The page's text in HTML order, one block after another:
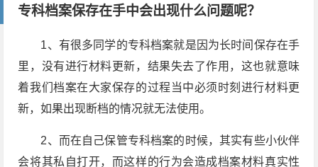
专科档案保存在手中会出现什么问题呢？
1、有很多同学的专科档案就是因为长时间保存在手
里，没有进行材料更新，结果失去了作用，这也就意味
着我们档案在大家保存的过程当中必须时刻进行材料更
新，如果出现断档的情况就无法使用。
2、而在自己保管专科档案的时候，其实有些小伙伴
会将其私自打开，而这样的行为会造成档案材料真实性